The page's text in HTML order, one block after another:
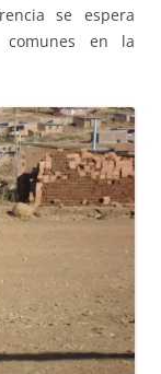
se espera
comunes en la